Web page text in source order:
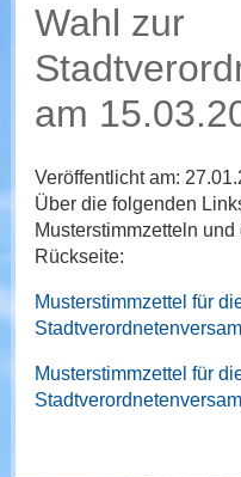
Wahl zur
am
Veröffentlicht am:
Über die folgenden
Musterstimmzetteln
Rückseite:
Musterstimmzettel für
Musterstimmzettel für